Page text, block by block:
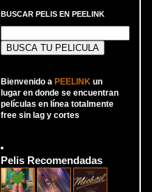
BUSCAR PELIS EN PEELINK
Bienvenido a PEELINK un
lugar en donde se encuentran
películas en línea totalmente
free sin lag y cortes
Pelis Recomendadas